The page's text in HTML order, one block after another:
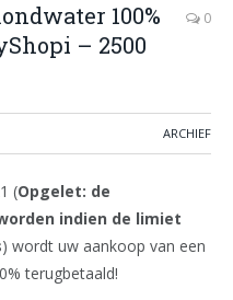
100%
– 2500
0
ARCHIEF
(Opgelet: de
indien de limiet
) wordt uw aankoop van een
terugbetaald!